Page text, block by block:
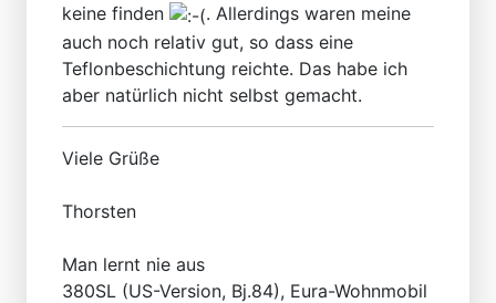
keine finden
. Allerdings waren meine
auch noch relativ gut, so dass eine
Teflonbeschichtung reichte. Das habe ich
aber natürlich nicht selbst gemacht.
Viele Grüße
Thorsten
Man lernt nie aus
380SL (US-Version, Bj.84), Eura-Wohnmobil